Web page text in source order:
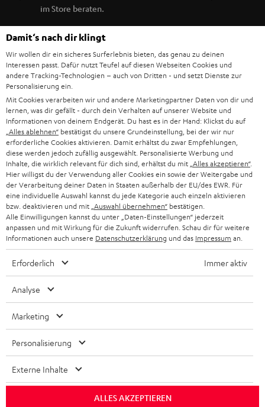
im Store beraten.
BIS ZU
CHF 45
RABATT
N
e
w
s
l
e
t
t
e
Wähle deinen Gutschein!
Melde dich für den Newsletter an und erhalte bis zu
CHF 45 als Dankeschön.
EMAIL
WIDGET
Damit‘s nach dir klingt
Wir wollen dir ein sicheres Surferlebnis bieten, das genau zu deinen
Interessen passt. Dafür nutzt Teufel auf diesen Webseiten Cookies und
andere Tracking-Technologien – auch von Dritten - und setzt Dienste zur
Personalisierung ein.
Mit Cookies verarbeiten wir und andere Marketingpartner Daten von dir und
lernen, was dir gefällt - durch dein Verhalten auf unserer Website und
Informationen von deinem Endgerät. Du hast es in der Hand: Klickst du auf
„Alles ablehnen“ bestätigst du unsere Grundeinstellung, bei der wir nur
erforderliche Cookies aktivieren. Damit erhältst du zwar Empfehlungen,
diese werden jedoch zufällig ausgewählt. Personalisierte Werbung und
Inhalte, die wirklich relevant für dich sind, erhältst du mit „Alles akzeptieren“.
Hier willigst du der Verwendung aller Cookies ein sowie der Weitergabe und
der Verarbeitung deiner Daten in Staaten außerhalb der EU/des EWR. Für
eine individuelle Auswahl kannst du jede Kategorie auch einzeln aktivieren
bzw. deaktivieren und mit „Auswahl übernehmen“ bestätigen.
Alle Einwilligungen kannst du unter „Daten-Einstellungen“ jederzeit
anpassen und mit Wirkung für die Zukunft widerrufen. Schau dir für weitere
Informationen auch unsere Datenschutzerklärung und das Impressum an.
Erforderlich Immer aktiv
Analyse
Marketing
Personalisierung
Externe Inhalte
ALLES AKZEPTIEREN